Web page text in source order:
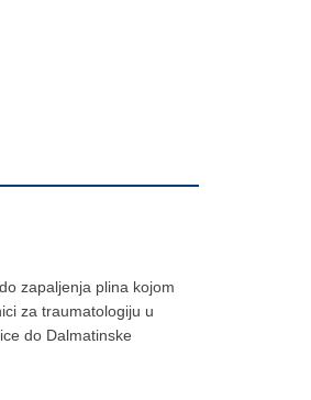
zapaljenja plina kojom
za traumatologiju u
do Dalmatinske